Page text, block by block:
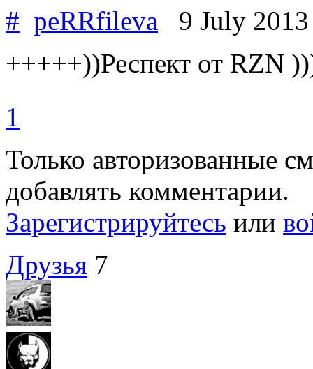
# peRRfileva 9 July
+++++))Респект от RZN
1
Только авторизованные
добавлять комментарии.
Зарегистрируйтесь или
Друзья 7